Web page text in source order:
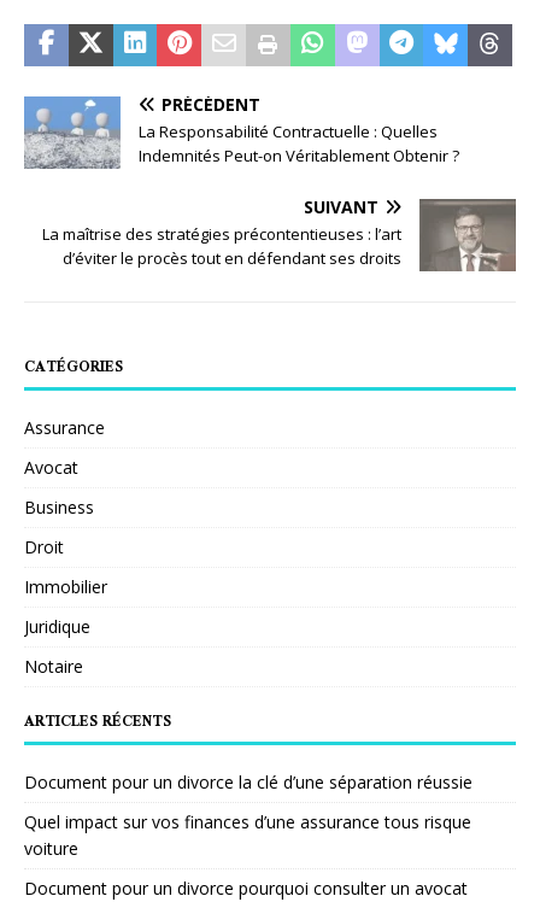
PRÉCÉDENT
La Responsabilité Contractuelle : Quelles
Indemnités Peut-on Véritablement Obtenir ?
SUIVANT
La maîtrise des stratégies précontentieuses : l’art
d’éviter le procès tout en défendant ses droits
CATÉGORIES
Assurance
Avocat
Business
Droit
Immobilier
Juridique
Notaire
ARTICLES RÉCENTS
Document pour un divorce la clé d’une séparation réussie
Quel impact sur vos finances d’une assurance tous risque
voiture
Document pour un divorce pourquoi consulter un avocat